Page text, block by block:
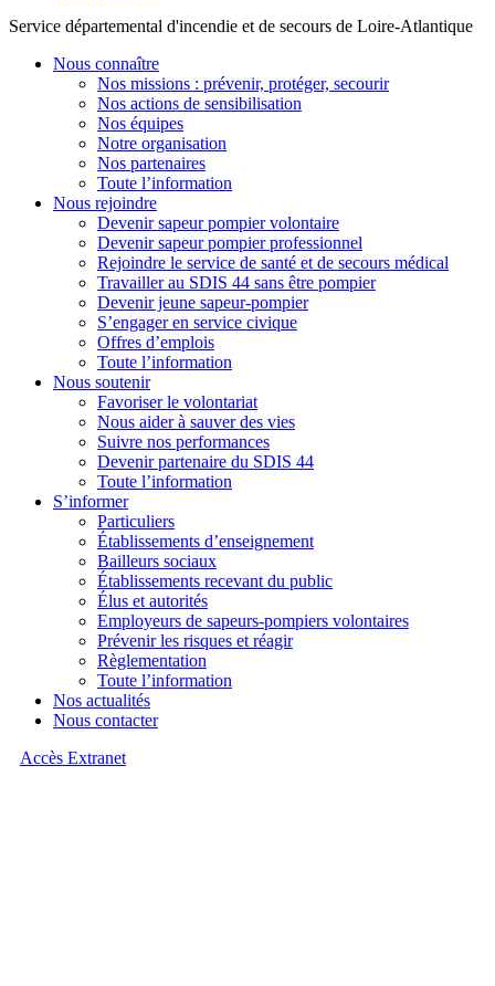
Service départemental d'incendie et de secours de Loire-Atlantique
Nous connaître
Nos missions : prévenir, protéger, secourir
Nos actions de sensibilisation
Nos équipes
Notre organisation
Nos partenaires
Toute l’information
Nous rejoindre
Devenir sapeur pompier volontaire
Devenir sapeur pompier professionnel
Rejoindre le service de santé et de secours médical
Travailler au SDIS 44 sans être pompier
Devenir jeune sapeur-pompier
S’engager en service civique
Offres d’emplois
Toute l’information
Nous soutenir
Favoriser le volontariat
Nous aider à sauver des vies
Suivre nos performances
Devenir partenaire du SDIS 44
Toute l’information
S’informer
Particuliers
Établissements d’enseignement
Bailleurs sociaux
Établissements recevant du public
Élus et autorités
Employeurs de sapeurs-pompiers volontaires
Prévenir les risques et réagir
Règlementation
Toute l’information
Nos actualités
Nous contacter
Accès Extranet